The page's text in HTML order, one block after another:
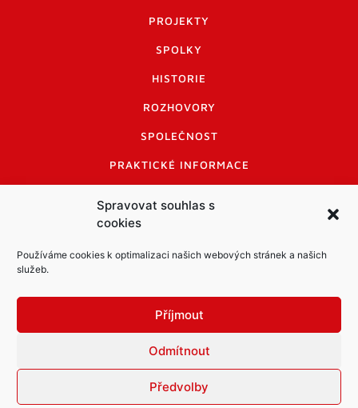
Spravovat souhlas s
cookies
Používáme cookies k optimalizaci našich webových stránek a našich
služeb.
Příjmout
Odmítnout
Předvolby
PROJEKTY
SPOLKY
HISTORIE
ROZHOVORY
SPOLEČNOST
PRAKTICKÉ INFORMACE
INFORMACE A KODEX DISKUTUJÍCÍCH
LOGO A LOGO MANUÁL
© Město Mníšek pod Brdy
Informace o zpracování osobních údajů